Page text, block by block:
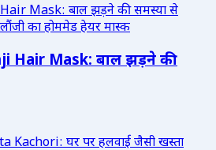
Hair Mask: बाल झड़ने की